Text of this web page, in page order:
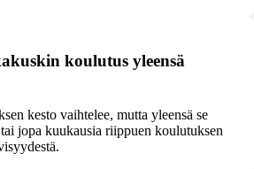
koulutus yleensä
kesto vaihtelee, mutta yleensä se
jopa kuukausia riippuen koulutuksen